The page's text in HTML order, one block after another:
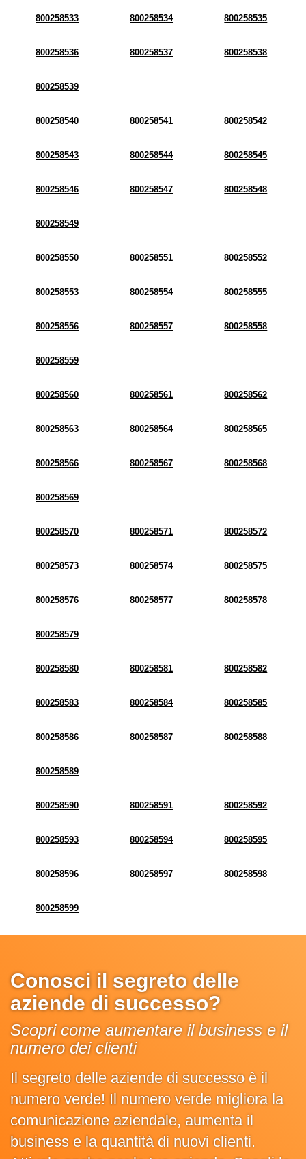
800258533 800258534 800258535
800258536 800258537 800258538
800258539
800258540 800258541 800258542
800258543 800258544 800258545
800258546 800258547 800258548
800258549
800258550 800258551 800258552
800258553 800258554 800258555
800258556 800258557 800258558
800258559
800258560 800258561 800258562
800258563 800258564 800258565
800258566 800258567 800258568
800258569
800258570 800258571 800258572
800258573 800258574 800258575
800258576 800258577 800258578
800258579
800258580 800258581 800258582
800258583 800258584 800258585
800258586 800258587 800258588
800258589
800258590 800258591 800258592
800258593 800258594 800258595
800258596 800258597 800258598
800258599
Conosci il segreto delle
aziende di successo?
Scopri come aumentare il business e il
numero dei clienti
Il segreto delle aziende di successo è il
numero verde! Il numero verde migliora la
comunicazione aziendale, aumenta il
business e la quantità di nuovi clienti.